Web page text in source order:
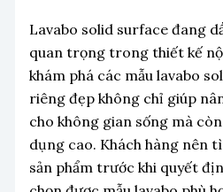
Lavabo solid surface đang
quan trọng trong thiết kế
khám phá các mẫu lavabo
riêng đẹp không chỉ giúp
cho không gian sống mà
dụng cao. Khách hàng nên
sản phẩm trước khi quyết